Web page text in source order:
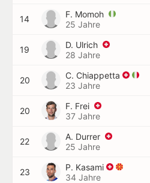
14
F. Momoh
25 Jahre
19
D. Ulrich
28 Jahre
20
C. Chiappetta
23 Jahre
20
F. Frei
37 Jahre
22
A. Durrer
25 Jahre
23
P. Kasami
34 Jahre